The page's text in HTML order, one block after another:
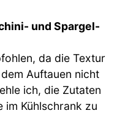
und Spargel-
da die Textur
Auftauen nicht
ich, die Zutaten
im Kühlschrank zu